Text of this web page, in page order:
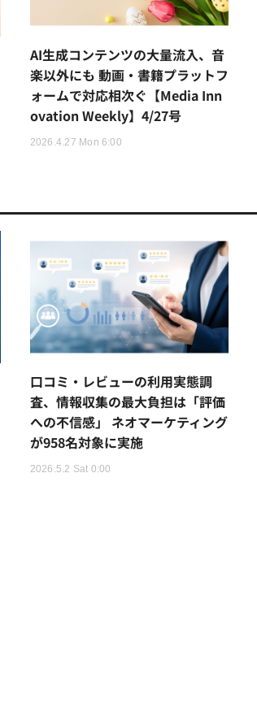
AI生成コンテンツの大量流入、音
楽以外にも 動画・書籍プラットフ
ォームで対応相次ぐ【Media Inn
ovation Weekly】4/27号
2026.4.27 Mon 6:00
口コミ・レビューの利用実態調
査、情報収集の最大負担は「評価
への不信感」 ネオマーケティング
が958名対象に実施
2026.5.2 Sat 0:00